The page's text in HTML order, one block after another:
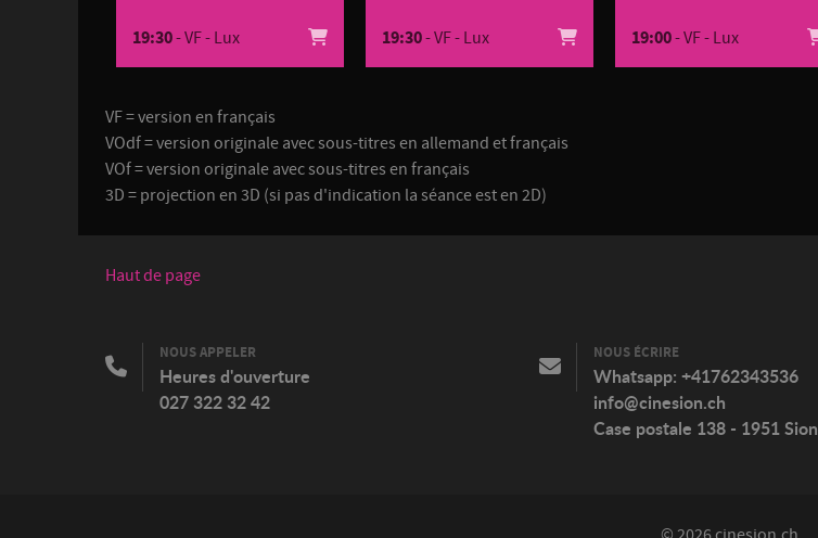
19:30- VF - Lux 19:30- VF - Lux 19:00- VF - Lux
VF = version en français
VOdf = version originale avec sous-titres en allemand et français
VOf = version originale avec sous-titres en français
3D = projection en 3D (si pas d'indication la séance est en 2D)
Haut de page
NOUS APPELER
Heures d'ouverture
027 322 32 42
NOUS ÉCRIRE
Whatsapp: +41762343536
info@cinesion.ch
Case postale 138 - 1951 Sion